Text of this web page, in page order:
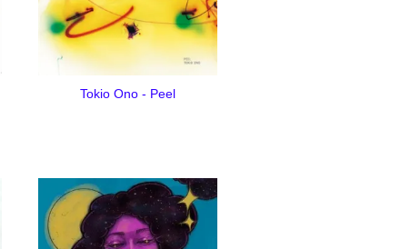
Tokio Ono - Peel